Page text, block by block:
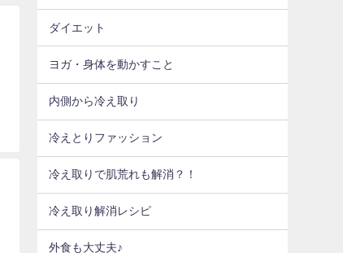
ダイエット
ヨガ・身体を動かすこと
内側から冷え取り
冷えとりファッション
冷え取りで肌荒れも解消？！
冷え取り解消レシピ
外食も大丈夫♪